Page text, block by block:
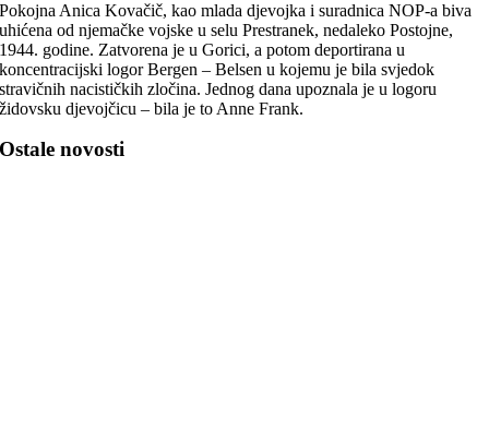
Pokojna Anica Kovačič, kao mlada djevojka i suradnica NOP-a biva
uhićena od njemačke vojske u selu Prestranek, nedaleko Postojne,
1944. godine. Zatvorena je u Gorici, a potom deportirana u
koncentracijski logor Bergen – Belsen u kojemu je bila svjedok
stravičnih nacističkih zločina. Jednog dana upoznala je u logoru
židovsku djevojčicu – bila je to Anne Frank.
Ostale novosti